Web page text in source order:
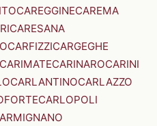
CAREGGINECAREMA
CARESANA
CARFIZZICARGEGHE
CARIMATECARINAROCARINI
CARLANTINOCARLAZZO
CARLOPOLI